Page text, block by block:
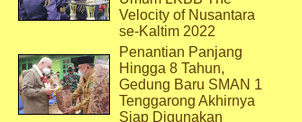
Velocity of Nusantara
se-Kaltim 2022
Penantian Panjang
Hingga 8 Tahun,
Gedung Baru SMAN 1
Tenggarong Akhirnya
Siap Digunakan